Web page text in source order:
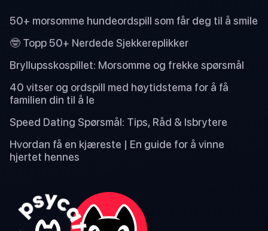
50+ morsomme hundeordspill som får deg til å smile
🤓 Topp 50+ Nerdede Sjekkereplikker
Bryllupsskospillet: Morsomme og frekke spørsmål
40 vitser og ordspill med høytidstema for å få
familien din til å le
Speed Dating Spørsmål: Tips, Råd & Isbrytere
Hvordan få en kjæreste | En guide for å vinne
hjertet hennes